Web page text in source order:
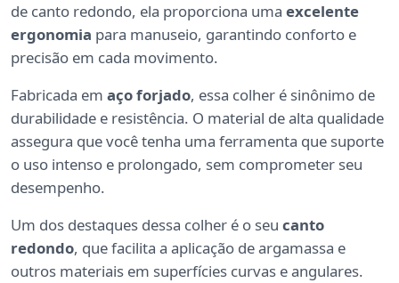
de canto redondo, ela proporciona uma excelente
ergonomia para manuseio, garantindo conforto e
precisão em cada movimento.
Fabricada em aço forjado, essa colher é sinônimo de
durabilidade e resistência. O material de alta qualidade
assegura que você tenha uma ferramenta que suporte
o uso intenso e prolongado, sem comprometer seu
desempenho.
Um dos destaques dessa colher é o seu canto
redondo, que facilita a aplicação de argamassa e
outros materiais em superfícies curvas e angulares.